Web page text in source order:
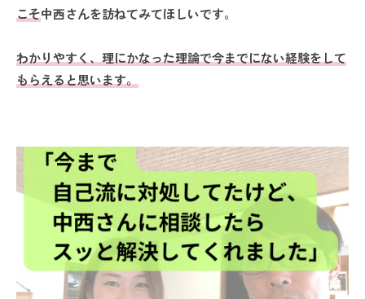
こそ中西さんを訪ねてみてほしいです。
わかりやすく、理にかなった理論で今までにない経験をして
もらえると思います。